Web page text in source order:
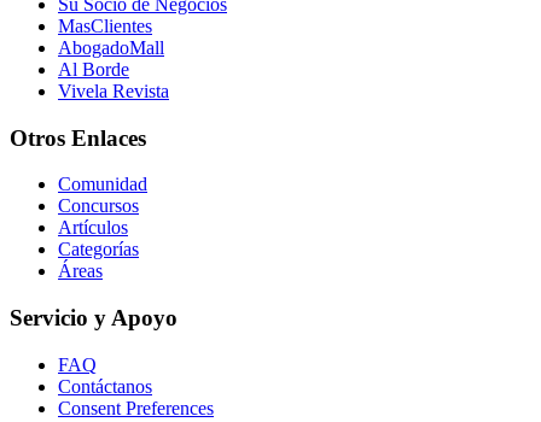
Su Socio de Negocios
MasClientes
AbogadoMall
Al Borde
Vivela Revista
Otros Enlaces
Comunidad
Concursos
Artículos
Categorías
Áreas
Servicio y Apoyo
FAQ
Contáctanos
Consent Preferences